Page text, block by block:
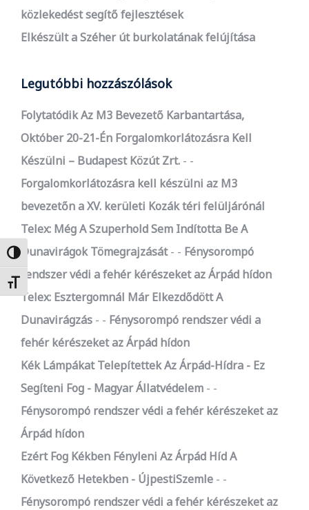
Nagy kontraszt váltása
Betűméret váltása
közlekedést segítő fejlesztések
Elkészült a Széher út burkolatának felújítása
Legutóbbi hozzászólások
Folytatódik Az M3 Bevezető Karbantartása,
Október 20-21-Én Forgalomkorlátozásra Kell
Készülni – Budapest Közút Zrt.
-
Forgalomkorlátozásra kell készülni az M3
bevezetőn a XV. kerületi Kozák téri felüljárónál
Telex: Még A Szuperhold Sem Indította Be A
Dunavirágok Tömegrajzását
- Fénysorompó
rendszer védi a fehér kérészeket az Árpád hídon
Telex: Esztergomnál Már Elkezdődött A
Dunavirágzás
- Fénysorompó rendszer védi a
fehér kérészeket az Árpád hídon
Kék Lámpákat Telepítettek Az Árpád-Hídra - Ez
Segíteni Fog - Magyar Állatvédelem
-
Fénysorompó rendszer védi a fehér kérészeket az
Árpád hídon
Ezért Fog Kékben Fényleni Az Árpád Híd A
Következő Hetekben - ÚjpestiSzemle
-
Fénysorompó rendszer védi a fehér kérészeket az